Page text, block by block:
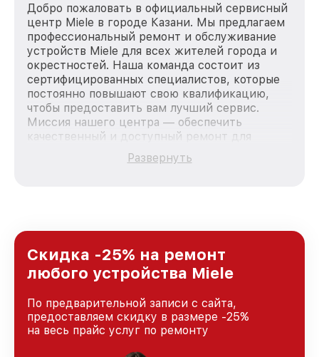
Добро пожаловать в официальный сервисный
центр Miele в городе Казани. Мы предлагаем
профессиональный ремонт и обслуживание
устройств Miele для всех жителей города и
окрестностей. Наша команда состоит из
сертифицированных специалистов, которые
постоянно повышают свою квалификацию,
чтобы предоставить вам лучший сервис.
Миссия нашего центра — обеспечить
качественный и доступный ремонт для
каждого пользователя продукции Miele, вне
зависимости от сложности поломки. Мы
и лояльности наших клиентов.
Развернуть
Скидка -25% на ремонт
любого устройства Miele
По предварительной записи с сайта,
предоставляем скидку в размере -25%
на весь прайс услуг по ремонту